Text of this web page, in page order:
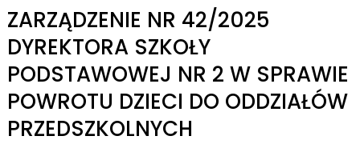
ZARZĄDZENIE NR 42/2025
DYREKTORA SZKOŁY
PODSTAWOWEJ NR 2 W SPRAWIE
POWROTU DZIECI DO ODDZIAŁÓW
PRZEDSZKOLNYCH